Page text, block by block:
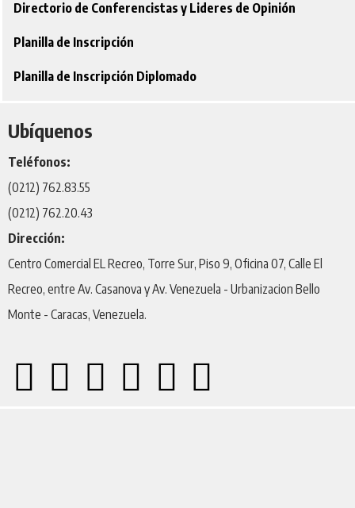
Directorio de Conferencistas y Lideres de Opinión
Planilla de Inscripción
Planilla de Inscripción Diplomado
Ubíquenos
Teléfonos:
(0212) 762.83.55
(0212) 762.20.43
Dirección:
Centro Comercial EL Recreo, Torre Sur, Piso 9, Oficina 07, Calle El
Recreo, entre Av. Casanova y Av. Venezuela - Urbanizacion Bello
Monte - Caracas, Venezuela.